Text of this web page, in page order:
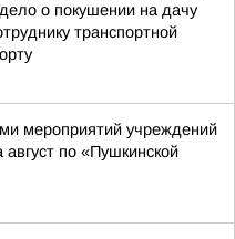
о покушении на дачу
транспортной
мероприятий учреждений
по «Пушкинской